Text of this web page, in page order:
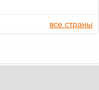
все страны